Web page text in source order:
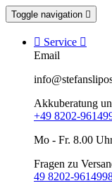
Toggle navigation 
 Service 
Email
Akkuberatung
+49 8202-
Mo - Fr. 8.00
Fragen zu
49 8202-